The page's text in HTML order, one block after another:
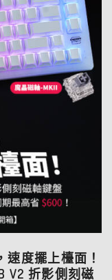
速度擺上檯面！
V2 折影側刻磁